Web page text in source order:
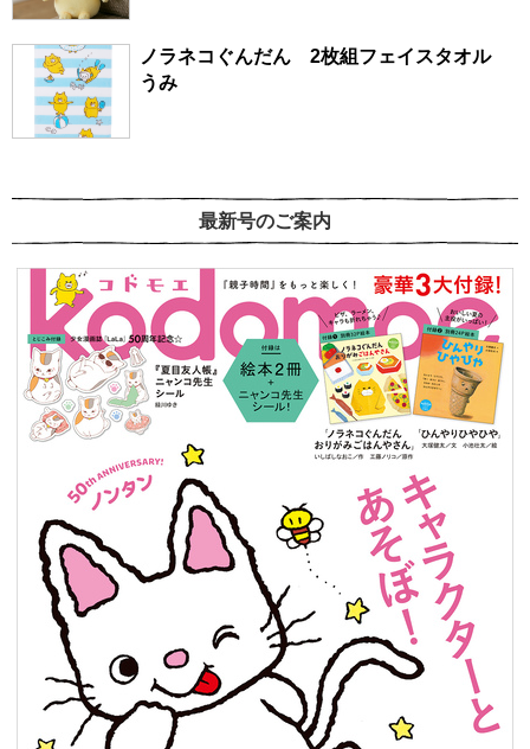
ノラネコぐんだん 2枚組フェイスタオル
うみ
最新号のご案内